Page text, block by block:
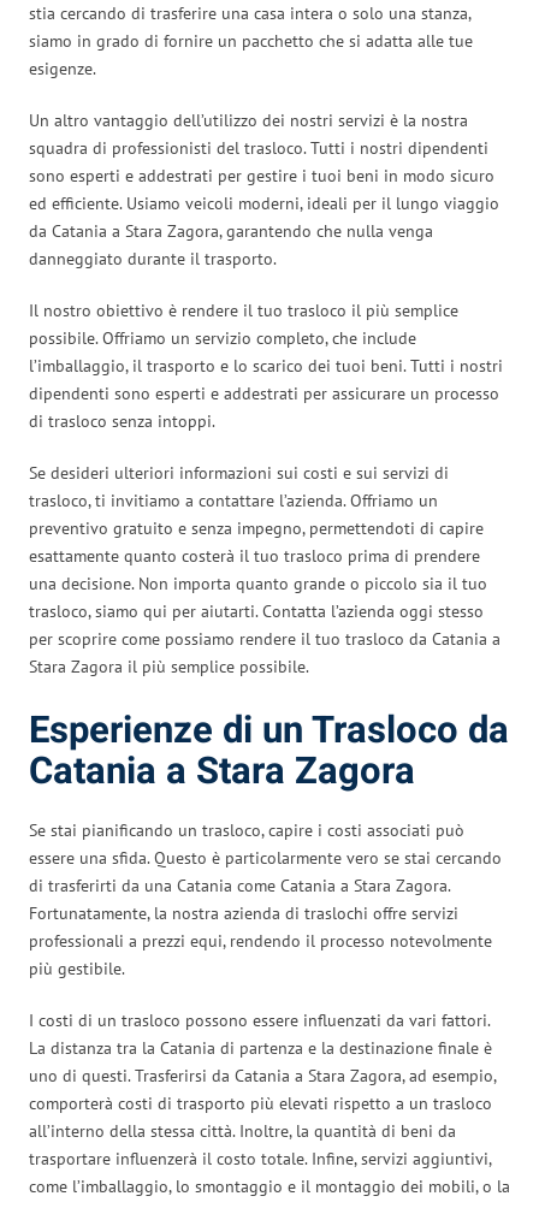
stia cercando di trasferire una casa intera o solo una stanza,
siamo in grado di fornire un pacchetto che si adatta alle tue
esigenze.
Un altro vantaggio dell’utilizzo dei nostri servizi è la nostra
squadra di professionisti del trasloco. Tutti i nostri dipendenti
sono esperti e addestrati per gestire i tuoi beni in modo sicuro
ed efficiente. Usiamo veicoli moderni, ideali per il lungo viaggio
da Catania a Stara Zagora, garantendo che nulla venga
danneggiato durante il trasporto.
Il nostro obiettivo è rendere il tuo trasloco il più semplice
possibile. Offriamo un servizio completo, che include
l’imballaggio, il trasporto e lo scarico dei tuoi beni. Tutti i nostri
dipendenti sono esperti e addestrati per assicurare un processo
di trasloco senza intoppi.
Se desideri ulteriori informazioni sui costi e sui servizi di
trasloco, ti invitiamo a contattare l’azienda. Offriamo un
preventivo gratuito e senza impegno, permettendoti di capire
esattamente quanto costerà il tuo trasloco prima di prendere
una decisione. Non importa quanto grande o piccolo sia il tuo
trasloco, siamo qui per aiutarti. Contatta l’azienda oggi stesso
per scoprire come possiamo rendere il tuo trasloco da Catania a
Stara Zagora il più semplice possibile.
Esperienze di un Trasloco da
Catania a Stara Zagora
Se stai pianificando un trasloco, capire i costi associati può
essere una sfida. Questo è particolarmente vero se stai cercando
di trasferirti da una Catania come Catania a Stara Zagora.
Fortunatamente, la nostra azienda di traslochi offre servizi
professionali a prezzi equi, rendendo il processo notevolmente
più gestibile.
I costi di un trasloco possono essere influenzati da vari fattori.
La distanza tra la Catania di partenza e la destinazione finale è
uno di questi. Trasferirsi da Catania a Stara Zagora, ad esempio,
comporterà costi di trasporto più elevati rispetto a un trasloco
all’interno della stessa città. Inoltre, la quantità di beni da
trasportare influenzerà il costo totale. Infine, servizi aggiuntivi,
come l’imballaggio, lo smontaggio e il montaggio dei mobili, o la